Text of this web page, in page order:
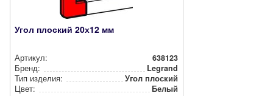
Угол плоский 20х12 мм
Артикул:
638123
Бренд:
Legrand
Тип изделия:
Угол плоский
Цвет:
Белый